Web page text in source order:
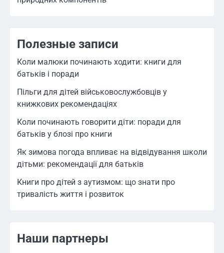
Полезные записи
Коли малюки починають ходити: книги для
батьків і поради
Пільги для дітей військовослужбовців у
книжкових рекомендаціях
Коли починають говорити діти: поради для
батьків у блозі про книги
Як зимова погода впливає на відвідування школи
дітьми: рекомендації для батьків
Книги про дітей з аутизмом: що знати про
тривалість життя і розвиток
Наши партнеры